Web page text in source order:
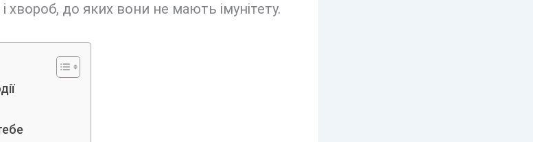
хвороб, до яких вони не мають імунітету.